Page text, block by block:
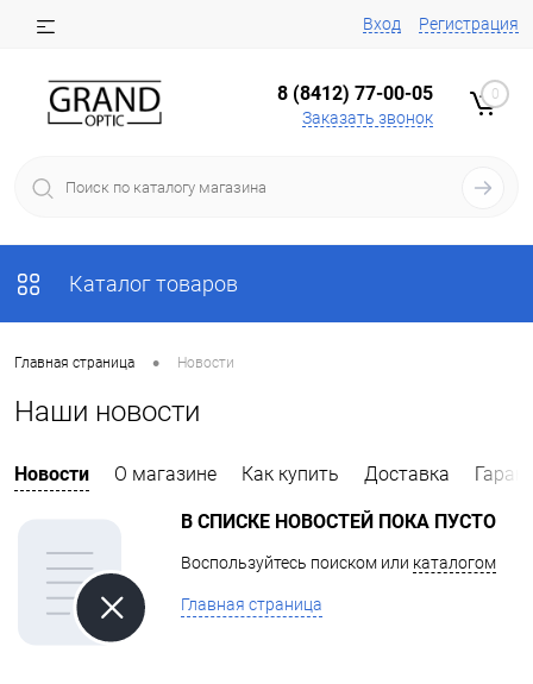
Вход Регистрация
8 (8412) 77-00-05
Заказать звонок
0
Каталог товаров
Главная страница • Новости
Наши новости
Новости О магазине Как купить Доставка
В СПИСКЕ НОВОСТЕЙ ПОКА ПУСТО
Воспользуйтесь поиском или каталогом
Главная страница